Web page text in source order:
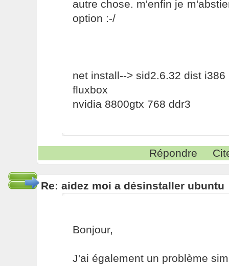
autre chose. m'enfin je
option :-/
net install--> sid2.6.32 dist i386
fluxbox
nvidia 8800gtx 768 ddr3
Répondre
Re: aidez moi a désinstaller ubuntu
Bonjour,
J'ai également un problème